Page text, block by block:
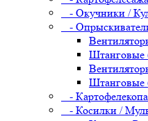
- Окучники /
-
Штанговые
Штанговые
-
- Косилки /